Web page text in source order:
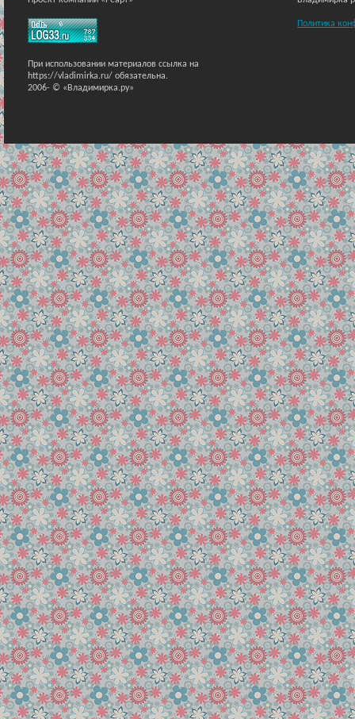
При использовании материалов ссылка на
https://vladimirka.ru/ обязательна.
2006- © «Владимирка.ру»
Политика